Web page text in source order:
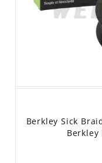
Berkley Sick
Berkley